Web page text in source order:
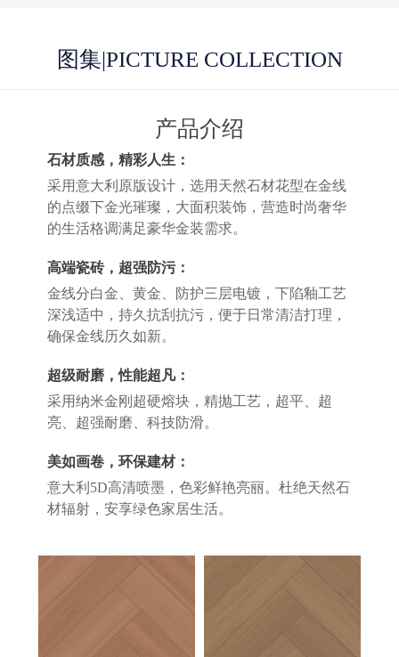
图集|PICTURE COLLECTION
产品介绍
石材质感，精彩人生：
采用意大利原版设计，选用天然石材花型在金线
的点缀下金光璀璨，大面积装饰，营造时尚奢华
的生活格调满足豪华金装需求。
高端瓷砖，超强防污：
金线分白金、黄金、防护三层电镀，下陷釉工艺
深浅适中，持久抗刮抗污，便于日常清洁打理，
确保金线历久如新。
超级耐磨，性能超凡：
采用纳米金刚超硬熔块，精抛工艺，超平、超
亮、超强耐磨、科技防滑。
美如画卷，环保建材：
意大利5D高清喷墨，色彩鲜艳亮丽。杜绝天然石
材辐射，安享绿色家居生活。